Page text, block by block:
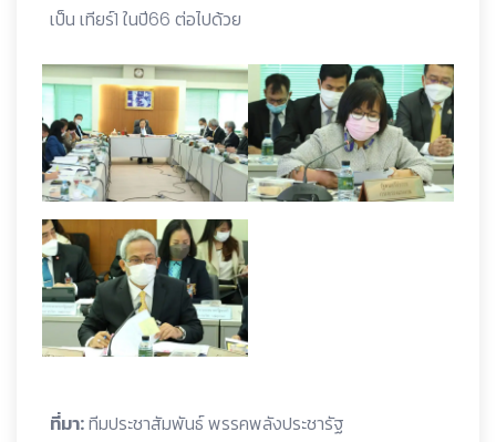
เป็น เทียร์1 ในปี66 ต่อไปด้วย
ที่มา:ทีมประชาสัมพันธ์ พรรคพลังประชารัฐ